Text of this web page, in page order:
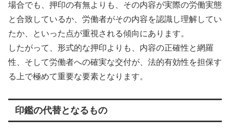
場合でも、押印の有無よりも、その内容が実際の労働実態
と合致しているか、労働者がその内容を認識し理解してい
たか、といった点が重視される傾向にあります。
したがって、形式的な押印よりも、内容の正確性と網羅
性、そして労働者への確実な交付が、法的有効性を担保す
る上で極めて重要な要素となります。
印鑑の代替となるもの